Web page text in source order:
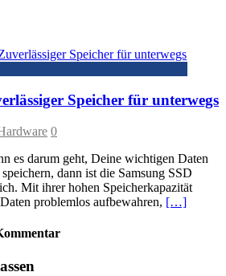
Speicher für unterwegs
0
es darum geht, Deine wichtigen Daten
dann ist die Samsung SSD
Mit ihrer hohen Speicherkapazität
problemlos aufbewahren, […]